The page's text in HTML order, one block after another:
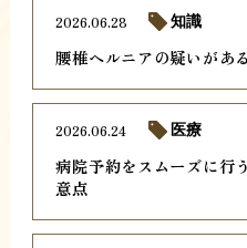
腰椎ヘルニアの疑いがあ
2026.06.28 知識
病院予約をスムーズに行
意点
2026.06.24 医療